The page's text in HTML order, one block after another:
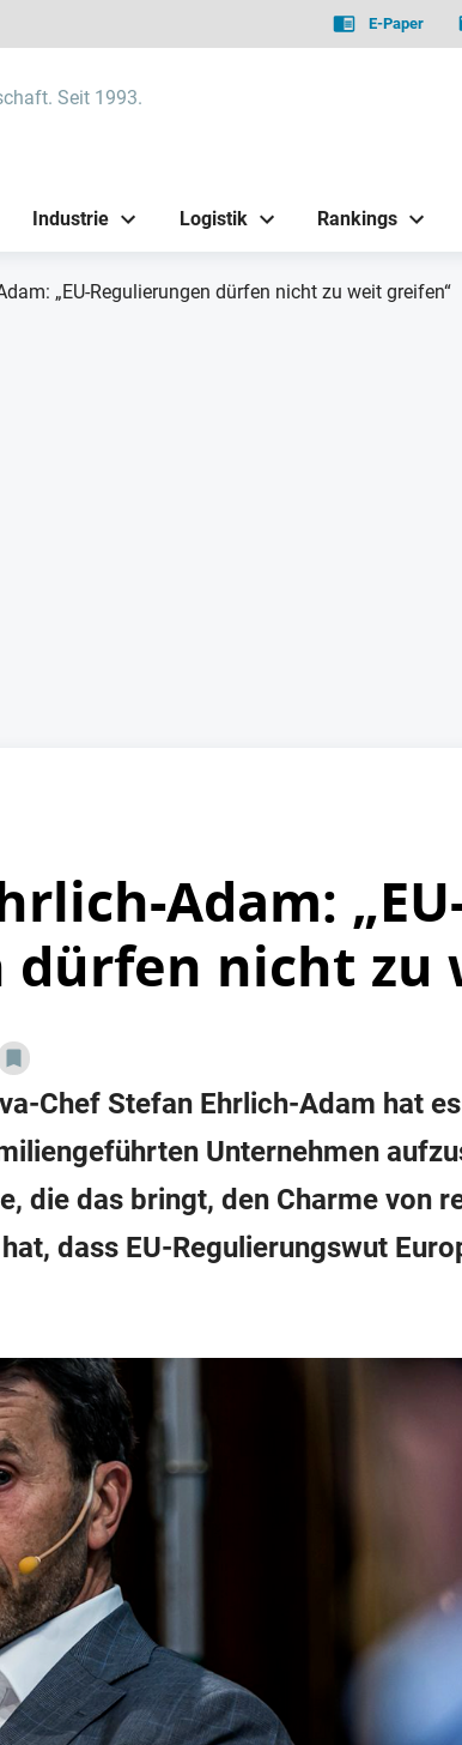
E-Paper
Seit 1993.
Industrie Logistik Rankings
„EU-Regulierungen dürfen nicht zu weit greifen“
Adam:
dürfen nicht zu
Chef Stefan Ehrlich-Adam hat
Unternehmen
die das bringt, den Charme von
dass EU-Regulierungswut